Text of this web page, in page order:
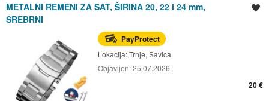
METALNI REMENI ZA SAT, ŠIRINA 20, 22 i 24 mm,
SREBRNI
PayProtect
Lokacija:Trnje, Savica
Objavljen:25.07.2026.
20 €